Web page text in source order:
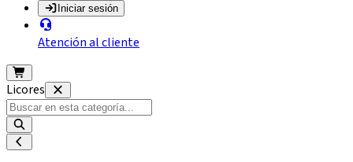
Iniciar sesión
Atención al cliente
Licores